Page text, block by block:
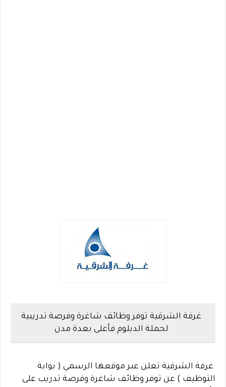
غرفة الشرقية توفر وظائف شاغرة وفرصة تدريبية
لحملة الدبلوم فأعلى بعدة مدن
غرفة الشرقية تعلن عبر موقعها الرسمي ( بوابة
التوظيف ) عن توفر وظائف شاغرة وفرصة تدريب على